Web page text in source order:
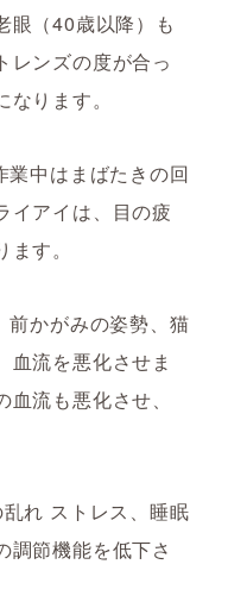
眼（40歳以降）も
レンズの度が合っ
ります。
業中はまばたきの回
イアイは、目の疲
す。
前かがみの姿勢、猫
血流を悪化させま
流も悪化させ、
れ ストレス、睡眠
調節機能を低下さ